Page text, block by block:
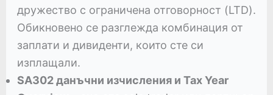
дружество с ограничена отговорност (LTD).
Обикновено се разглежда комбинация от
заплати и дивиденти, които сте си
изплащали.
SA302 данъчни изчисления и Tax Year